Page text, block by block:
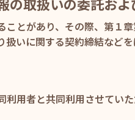
の取扱いの委託お
ことがあり、その際、第１
いに関する契約締結などを
用者と共同利用させていた